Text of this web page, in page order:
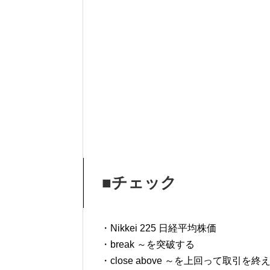
■チェック
・Nikkei 225 日経平均株価
・break ～を突破する
・close above ～を上回って取引を終